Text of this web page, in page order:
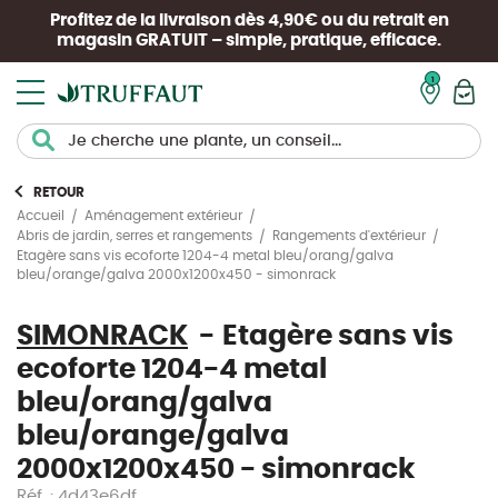
Profitez de la livraison dès 4,90€ ou du retrait en
magasin GRATUIT – simple, pratique, efficace.
RETOUR
Accueil
Aménagement extérieur
Abris de jardin, serres et rangements
Rangements d'extérieur
Etagère sans vis ecoforte 1204-4 metal bleu/orang/galva
bleu/orange/galva 2000x1200x450 - simonrack
SIMONRACK
Etagère sans vis
ecoforte 1204-4 metal
bleu/orang/galva
bleu/orange/galva
2000x1200x450 - simonrack